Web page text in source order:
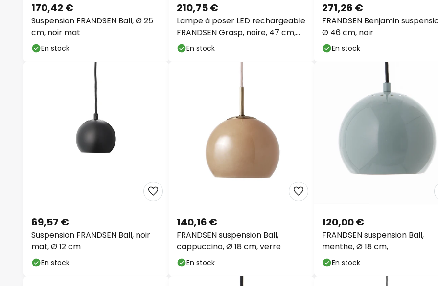
Suspension FRANDSEN Ball, Ø 25
cm, noir mat
170,42 €
En stock
Lampe à poser LED
rechargeable FRANDSEN Grasp,
noire, 47 cm, métal
210,75 €
En stock
FRANDSEN Benjamin suspension,
Ø 46 cm, noir
271,26 €
En stock
Suspension FRANDSEN Ball, noir
mat, Ø 12 cm
69,57 €
FRANDSEN suspension Ball,
cappuccino, Ø 18 cm, verre
140,16 €
FRANDSEN suspension Ball,
menthe, Ø 18 cm,
120,00 €
-13 % suppl.
En profiter
*Marques exclues